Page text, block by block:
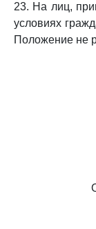
23. На лиц,
условиях
Положение не